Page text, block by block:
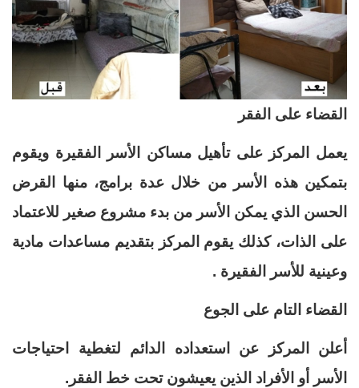
القضاء على الفقر
يعمل المركز على تأهيل مساكن الأسر الفقيرة ويقوم
بتمكين هذه الأسر من خلال عدة برامج، منها ‏القرض
الحسن الذي يمكن الأسر من بدء مشروع صغير للاعتماد
على الذات، كذلك يقوم المركز بتقديم ‏مساعدات مادية
وعينية للأسر الفقيرة .‏
القضاء التام على الجوع
أعلن المركز عن استعداده الدائم لتغطية احتياجات
الأسر أو الأفراد الذين يعيشون تحت خط الفقر.‏